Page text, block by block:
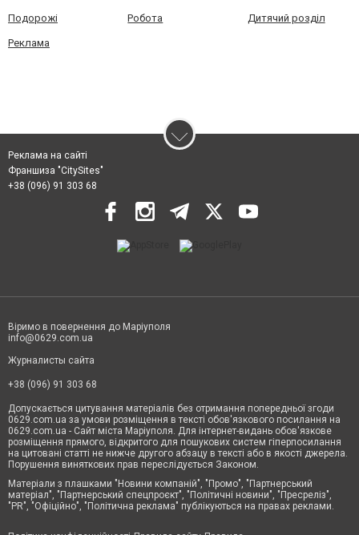
Подорожі Робота Дитячий розділ
Реклама
Реклама на сайті
Франшиза "CitySites"
+38 (096) 91 303 68
Віримо в повернення до Маріуполя
info@0629.com.ua
Журналисты сайта
+38 (096) 91 303 68
Допускається цитування матеріалів без отримання попередньої згоди
0629.com.ua за умови розміщення в тексті обов'язкового посилання на
0629.com.ua - Сайт міста Маріуполя. Для інтернет-видань обов'язкове
розміщення прямого, відкритого для пошукових систем гіперпосилання
на цитовані статті не нижче другого абзацу в тексті або в якості джерела.
Порушення виняткових прав переслідується Законом.
Матеріали з плашками "Новини компаній", "Промо", "Партнерський
матеріал", "Партнерський спецпроєкт", "Політичні новини", "Пресреліз",
"PR", "Офіційно", "Політична реклама" публікуються на правах реклами.